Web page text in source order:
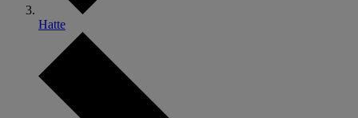
Hatte